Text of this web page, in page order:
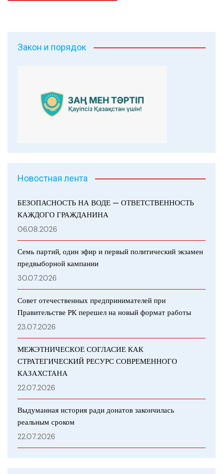
Закон и порядок
Новостная лента
БЕЗОПАСНОСТЬ НА ВОДЕ — ОТВЕТСТВЕННОСТЬ
КАЖДОГО ГРАЖДАНИНА
06.08.2026
Семь партий, один эфир и первый политический экзамен
предвыборной кампании
30.07.2026
Совет отечественных предпринимателей при
Правительстве РК перешел на новый формат работы
23.07.2026
МЕЖЭТНИЧЕСКОЕ СОГЛАСИЕ КАК
СТРАТЕГИЧЕСКИЙ РЕСУРС СОВРЕМЕННОГО
КАЗАХСТАНА
22.07.2026
Выдуманная история ради донатов закончилась
реальным сроком
22.07.2026